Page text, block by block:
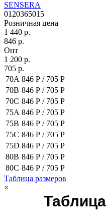
SENSERA
0120365015
Розничная цена
1 440 р.
846 р.
Опт
1 200 р.
705 р.
70A 846 Р / 705 Р
70B 846 Р / 705 Р
70C 846 Р / 705 Р
75A 846 Р / 705 Р
75B 846 Р / 705 Р
75C 846 Р / 705 Р
75D 846 Р / 705 Р
80B 846 Р / 705 Р
80C 846 Р / 705 Р
Таблица размеров
×